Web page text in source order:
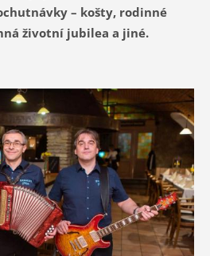
– košty, rodinné
životní jubilea a jiné.